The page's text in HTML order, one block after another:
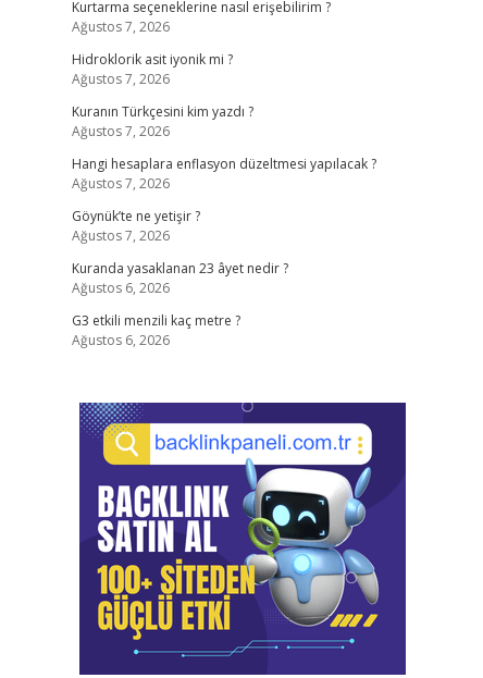
Kurtarma seçeneklerine nasıl erişebilirim ?
Ağustos 7, 2026
Hidroklorik asit iyonik mi ?
Ağustos 7, 2026
Kuranın Türkçesini kim yazdı ?
Ağustos 7, 2026
Hangi hesaplara enflasyon düzeltmesi yapılacak ?
Ağustos 7, 2026
Göynük’te ne yetişir ?
Ağustos 7, 2026
Kuranda yasaklanan 23 âyet nedir ?
Ağustos 6, 2026
G3 etkili menzili kaç metre ?
Ağustos 6, 2026